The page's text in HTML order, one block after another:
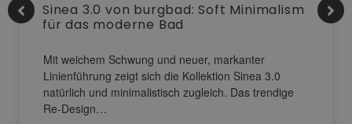
Sinea 3.0 von burgbad: Soft Minimalism
für das moderne Bad
Mit weichem Schwung und neuer, markanter
Linienführung zeigt sich die Kollektion Sinea 3.0
natürlich und minimalistisch zugleich. Das trendige
Re-Design…